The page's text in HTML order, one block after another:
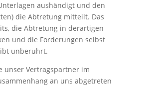
aushändigt und den
die Abtretung mitteilt. Das
die Abtretung in derartigen
und die Forderungen selbst
unberührt.
unser Vertragspartner im
an uns abgetreten